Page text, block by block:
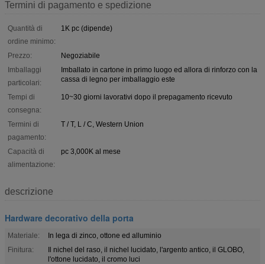
Termini di pagamento e spedizione
Quantità di
ordine minimo:
1K pc (dipende)
Prezzo:
Negoziabile
Imballaggi
particolari:
Imballato in cartone in primo luogo ed allora di rinforzo con la
cassa di legno per imballaggio este
Tempi di
consegna:
10~30 giorni lavorativi dopo il prepagamento ricevuto
Termini di
pagamento:
T / T, L / C, Western Union
Capacità di
alimentazione:
pc 3,000K al mese
descrizione
Hardware decorativo della porta
Materiale:
In lega di zinco, ottone ed alluminio
Finitura:
Il nichel del raso, il nichel lucidato, l'argento antico, il GLOBO,
l'ottone lucidato, il cromo luci